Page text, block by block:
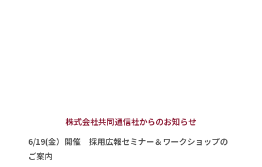
株式会社共同通信社からのお知らせ
6/19(金）開催 採用広報セミナー＆ワークショップの
ご案内